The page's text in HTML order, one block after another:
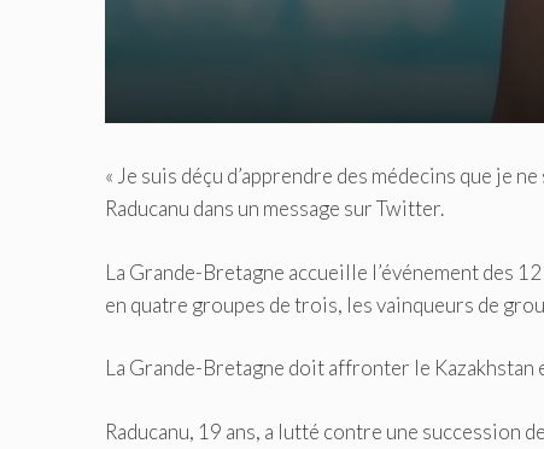
« Je suis déçu d’apprendre des médecins que je
Raducanu dans un message sur Twitter.
La Grande-Bretagne accueille l’événement des
en quatre groupes de trois, les vainqueurs de
La Grande-Bretagne doit affronter le Kazakhstan
Raducanu, 19 ans, a lutté contre une succession